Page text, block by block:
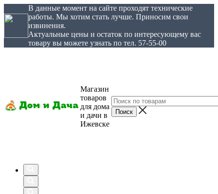
В данные момент на сайте проходят технические
работы. Мы хотим стать лучше. Приносим свои
извинения.
Актуальные цены и остаток по интересующему вас
товару вы можете узнать по тел. 57-55-00
Магазин
товаров
для дома
и дачи в
Ижевске